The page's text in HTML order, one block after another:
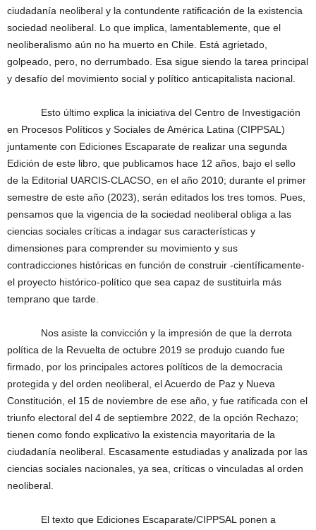
ciudadanía neoliberal y la contundente ratificación de la existencia
sociedad neoliberal. Lo que implica, lamentablemente, que el
neoliberalismo aún no ha muerto en Chile. Está agrietado,
golpeado, pero, no derrumbado. Esa sigue siendo la tarea principal
y desafío del movimiento social y político anticapitalista nacional.
Esto último explica la iniciativa del Centro de Investigación
en Procesos Políticos y Sociales de América Latina (CIPPSAL)
juntamente con Ediciones Escaparate de realizar una segunda
Edición de este libro, que publicamos hace 12 años, bajo el sello
de la Editorial UARCIS-CLACSO, en el año 2010; durante el primer
semestre de este año (2023), serán editados los tres tomos. Pues,
pensamos que la vigencia de la sociedad neoliberal obliga a las
ciencias sociales críticas a indagar sus características y
dimensiones para comprender su movimiento y sus
contradicciones históricas en función de construir -científicamente-
el proyecto histórico-político que sea capaz de sustituirla más
temprano que tarde.
Nos asiste la convicción y la impresión de que la derrota
política de la Revuelta de octubre 2019 se produjo cuando fue
firmado, por los principales actores políticos de la democracia
protegida y del orden neoliberal, el Acuerdo de Paz y Nueva
Constitución, el 15 de noviembre de ese año, y fue ratificada con el
triunfo electoral del 4 de septiembre 2022, de la opción Rechazo;
tienen como fondo explicativo la existencia mayoritaria de la
ciudadanía neoliberal. Escasamente estudiadas y analizada por las
ciencias sociales nacionales, ya sea, críticas o vinculadas al orden
neoliberal.
El texto que Ediciones Escaparate/CIPPSAL ponen a